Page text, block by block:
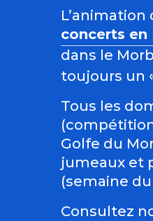
concerts en
dans le
toujours un
Tous les
Golfe du
jumeaux et
(semaine
Consultez